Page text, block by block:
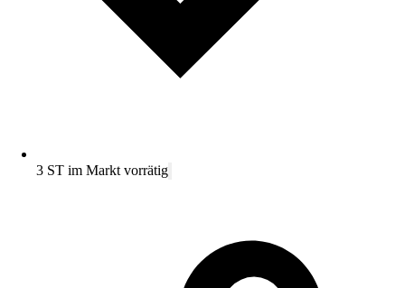
3 ST im Markt vorrätig